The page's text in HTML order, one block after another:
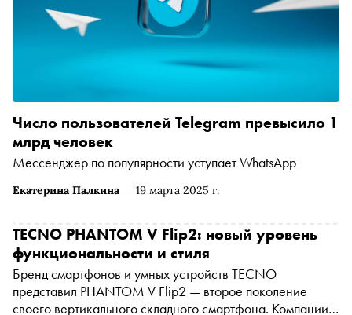
Екатерина Палкина 19 марта 2025 г.
Число пользователей Telegram превысило 1
млрд человек
Мессенджер по популярности уступает WhatsApp
TECNO PHANTOM V Flip2: новый уровень
функциональности и стиля
Бренд смартфонов и умных устройств TECNO
представил PHANTOM V Flip2 — второе поколение
своего вертикального складного смартфона. Компании